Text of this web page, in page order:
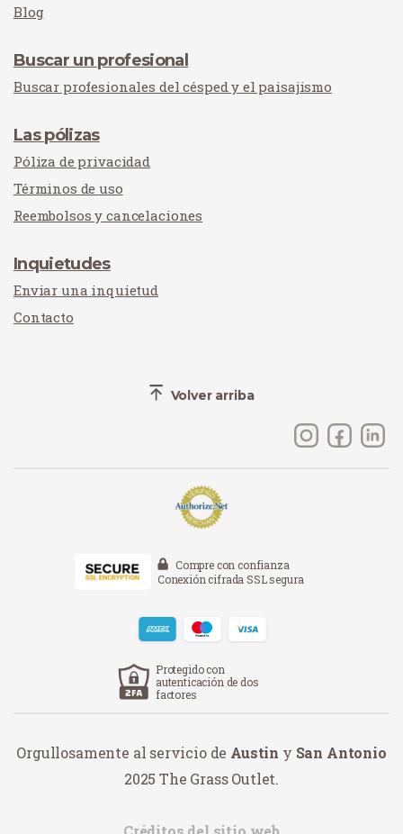
Blog
Buscar un profesional
Buscar profesionales del césped y el paisajismo
Las pólizas
Póliza de privacidad
Términos de uso
Reembolsos y cancelaciones
Inquietudes
Enviar una inquietud
Contacto
Volver arriba
Compre con confianza
Conexión cifrada SSL segura
Protegido con
autenticación de dos
factores
Orgullosamente al servicio de Austin y San Antonio
2025 The Grass Outlet.